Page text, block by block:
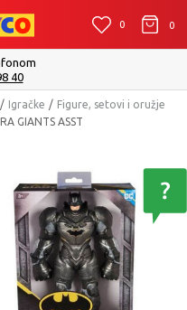
0 0
Igračke
Figure, setovi i oružje
GIANTS ASST